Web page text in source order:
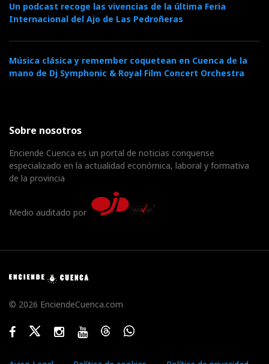
Un podcast recoge las vivencias de la última Feria
Internacional del Ajo de Las Pedroñeras
Música clásica y remember coquetean en Cuenca de la
mano de Dj Symphonic & Royal Film Concert Orchestra
Sobre nosotros
Enciende Cuenca es un portal de noticias conquense
especializado en la actualidad económica, laboral y formativa
de la provincia
Medio auditado por
© 2026 EnciendeCuenca.com
FacebookTwitterInstagramYoutubeThreadsWhatsApp